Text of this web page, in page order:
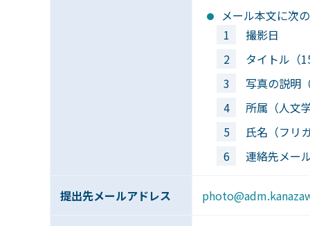
メール本文に次
撮影日
タイトル（
写真の説明
所属（人文
氏名（フリ
連絡先メー
提出先メールアドレス